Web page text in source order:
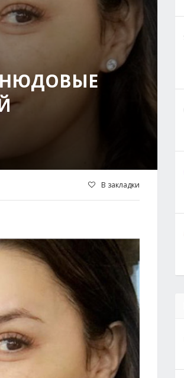
НЮДОВЫЕ
В закладки